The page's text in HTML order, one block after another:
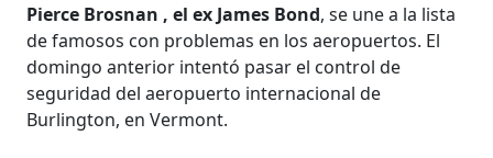
Pierce Brosnan , el ex James Bond, se une a la lista
de famosos con problemas en los aeropuertos. El
domingo anterior intentó pasar el control de
seguridad del aeropuerto internacional de
Burlington, en Vermont.